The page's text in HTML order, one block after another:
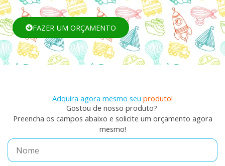
FAZER UM ORÇAMENTO
Adquira agora mesmo seu produto!
Gostou de nosso produto?
Preencha os campos abaixo e solicite um orçamento agora
mesmo!
Nome